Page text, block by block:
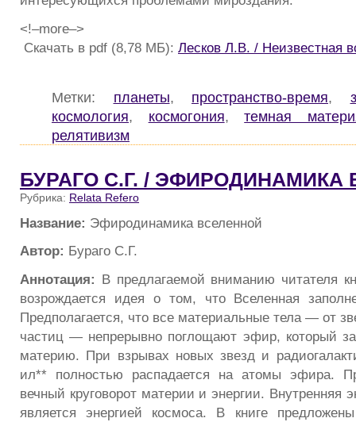
<!–more–>
Скачать в pdf (8,78 МБ): Лесков Л.В. / Неизвестная
Метки: планеты, пространство-время,
космология, космогония,темная
релятивизм
БУРАГО С.Г. / ЭФИРОДИНАМИКА
Рубрика: Relata Refero
Название: Эфиродинамика вселенной
Автор: Бураго С.Г.
Аннотация: В предлагаемой вниманию читателя
возрождается идея о том, что Вселенная
Предполагается, что все материальные тела — от
частиц — непрерывно поглощают эфир, который
материю. При взрывах новых звезд и
ил** полностью распадается на атомы эфира.
вечный круговорот материи и энергии. Внутренняя
является энергией космоса. В книге